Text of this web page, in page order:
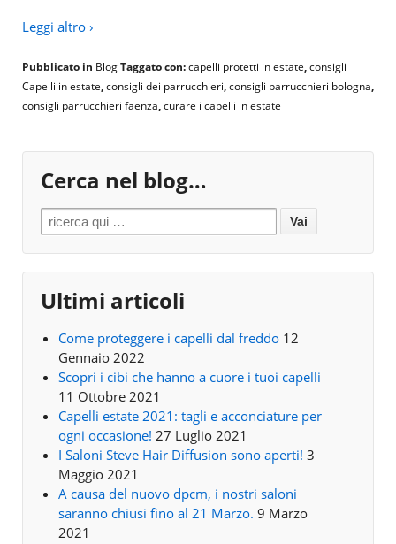
Leggi altro ›
Pubblicato in BlogTaggato con:capelli protetti in estate,consigli
Capelli in estate,consigli dei parrucchieri,consigli parrucchieri bologna,
consigli parrucchieri faenza,curare i capelli in estate
Cerca nel blog…
Search for:
Ultimi articoli
Come proteggere i capelli dal freddo 12
Gennaio 2022
Scopri i cibi che hanno a cuore i tuoi capelli
11 Ottobre 2021
Capelli estate 2021: tagli e acconciature per
ogni occasione! 27 Luglio 2021
I Saloni Steve Hair Diffusion sono aperti! 3
Maggio 2021
A causa del nuovo dpcm, i nostri saloni
saranno chiusi fino al 21 Marzo. 9 Marzo
2021